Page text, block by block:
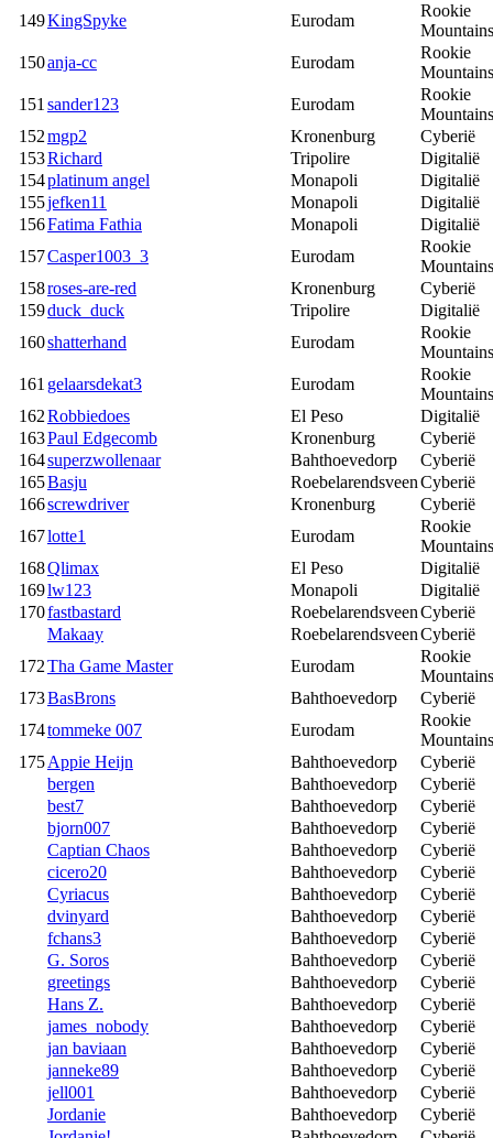
149KingSpyke Eurodam
Rookie
Mountains
150anja-cc Eurodam
Rookie
Mountains
151sander123 Eurodam
Rookie
Mountains
152mgp2 Kronenburg
Cyberië
153Richard Tripolire
Digitalië
154platinum angel Monapoli
Digitalië
155jefken11 Monapoli
Digitalië
156Fatima Fathia Monapoli
Digitalië
157Casper1003_3 Eurodam
Rookie
Mountains
158roses-are-red Kronenburg
Cyberië
159duck_duck Tripolire
Digitalië
160shatterhand Eurodam
Rookie
Mountains
161 gelaarsdekat3 Eurodam
Rookie
Mountains
162Robbiedoes El Peso
Digitalië
163Paul Edgecomb Kronenburg
Cyberië
164superzwollenaar Bahthoevedorp
Cyberië
165Basju RoebelarendsveenCyberië
166screwdriver Kronenburg
Cyberië
167lotte1 Eurodam
Rookie
Mountains
168Qlimax El Peso
Digitalië
169lw123 Monapoli
Digitalië
170fastbastard RoebelarendsveenCyberië
Makaay
RoebelarendsveenCyberië
172Tha Game Master Eurodam
Rookie
Mountains
173BasBrons Bahthoevedorp
Cyberië
174tommeke 007 Eurodam
Rookie
Mountains
175Appie Heijn Bahthoevedorp
Cyberië
bergen
Bahthoevedorp
Cyberië
best7
Bahthoevedorp
Cyberië
bjorn007
Bahthoevedorp
Cyberië
Captian Chaos
Bahthoevedorp
Cyberië
cicero20
Bahthoevedorp
Cyberië
Cyriacus
Bahthoevedorp
Cyberië
dvinyard
Bahthoevedorp
Cyberië
fchans3
Bahthoevedorp
Cyberië
G. Soros
Bahthoevedorp
Cyberië
greetings
Bahthoevedorp
Cyberië
Hans Z.
Bahthoevedorp
Cyberië
james_nobody
Bahthoevedorp
Cyberië
jan baviaan
Bahthoevedorp
Cyberië
janneke89
Bahthoevedorp
Cyberië
jell001
Bahthoevedorp
Cyberië
Jordanie
Bahthoevedorp
Cyberië